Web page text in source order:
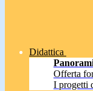
Didattica
Offerta
I progetti